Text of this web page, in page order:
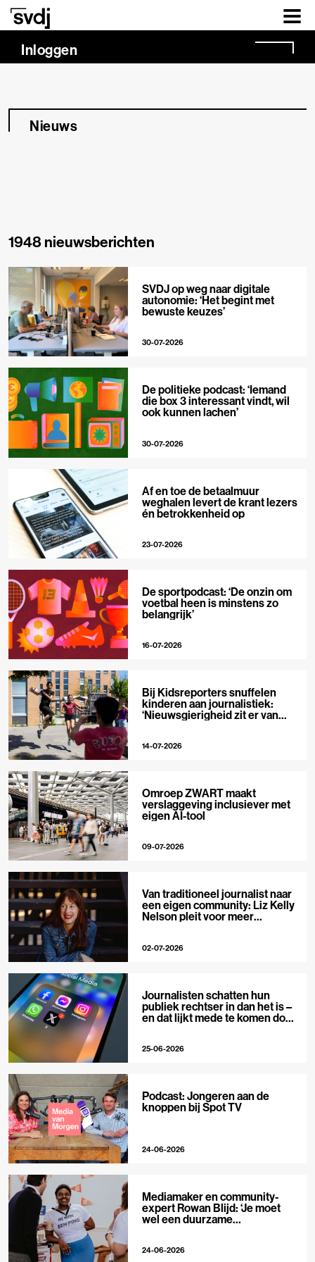
Naar hoofdinhoud
Inloggen
Nieuws
1948 nieuwsberichten
SVDJ op weg naar digitale
autonomie: ‘Het begint met
bewuste keuzes’
30-07-2026
De politieke podcast: ‘Iemand
die box 3 interessant vindt, wil
ook kunnen lachen’
30-07-2026
Af en toe de betaalmuur
weghalen levert de krant lezers
én betrokkenheid op
23-07-2026
De sportpodcast: ‘De onzin om
voetbal heen is minstens zo
belangrijk’
16-07-2026
Bij Kidsreporters snuffelen
kinderen aan journalistiek:
‘Nieuwsgierigheid zit er van
14-07-2026
Omroep ZWART maakt
verslaggeving inclusiever met
eigen AI-tool
09-07-2026
Van traditioneel journalist naar
een eigen community: Liz Kelly
Nelson pleit voor meer
02-07-2026
Journalisten schatten hun
publiek rechtser in dan het is –
en dat lijkt mede te komen door
25-06-2026
Podcast: Jongeren aan de
knoppen bij Spot TV
24-06-2026
Mediamaker en community-
expert Rowan Blijd: ‘Je moet
wel een duurzame
24-06-2026